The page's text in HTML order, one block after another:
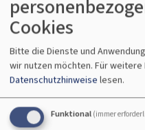
Einschränkungen
Barrierefreiheit
Philippus next
Hier den Text für
Cookies
Bitte die Dienste und
wir nutzen möchten. Für
Datenschutzhinweise lesen.
Funktional (immer